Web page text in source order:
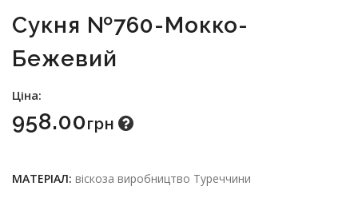
Сукня №760-Мокко-
Бежевий
Ціна:
958.00Грн
МАТЕРІАЛ: віскоза виробництво Туреччини